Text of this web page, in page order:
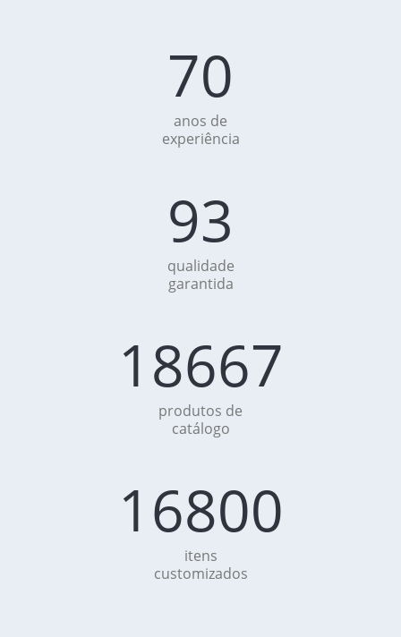
+75
anos de
experiência
100%
qualidade
garantida
+20000
produtos de
catálogo
+18000
itens
customizados